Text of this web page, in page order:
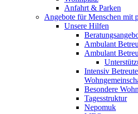
Anfahrt & Parken
Angebote für Menschen mit
Unsere Hilfen
Ambulant
Ambulant
Intensiv
Besondere
Tagesstruktur
Nepomuk